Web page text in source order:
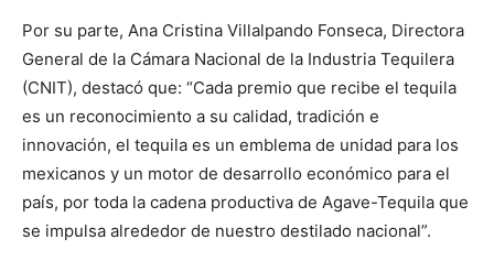
Por su parte, Ana Cristina Villalpando Fonseca, Directora
General de la Cámara Nacional de la Industria Tequilera
(CNIT), destacó que: “Cada premio que recibe el tequila
es un reconocimiento a su calidad, tradición e
innovación, el tequila es un emblema de unidad para los
mexicanos y un motor de desarrollo económico para el
país, por toda la cadena productiva de Agave-Tequila que
se impulsa alrededor de nuestro destilado nacional”.